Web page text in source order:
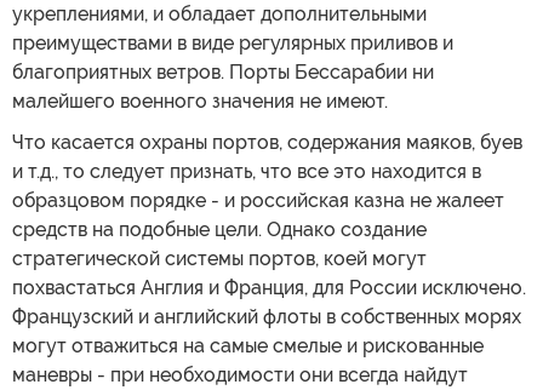
укреплениями, и обладает дополнительными
преимуществами в виде регулярных приливов и
благоприятных ветров. Порты Бессарабии ни
малейшего военного значения не имеют.
Что касается охраны портов, содержания маяков, буев
и т.д., то следует признать, что все это находится в
образцовом порядке - и российская казна не жалеет
средств на подобные цели. Однако создание
стратегической системы портов, коей могут
похвастаться Англия и Франция, для России исключено.
Французский и английский флоты в собственных морях
могут отважиться на самые смелые и рискованные
маневры - при необходимости они всегда найдут